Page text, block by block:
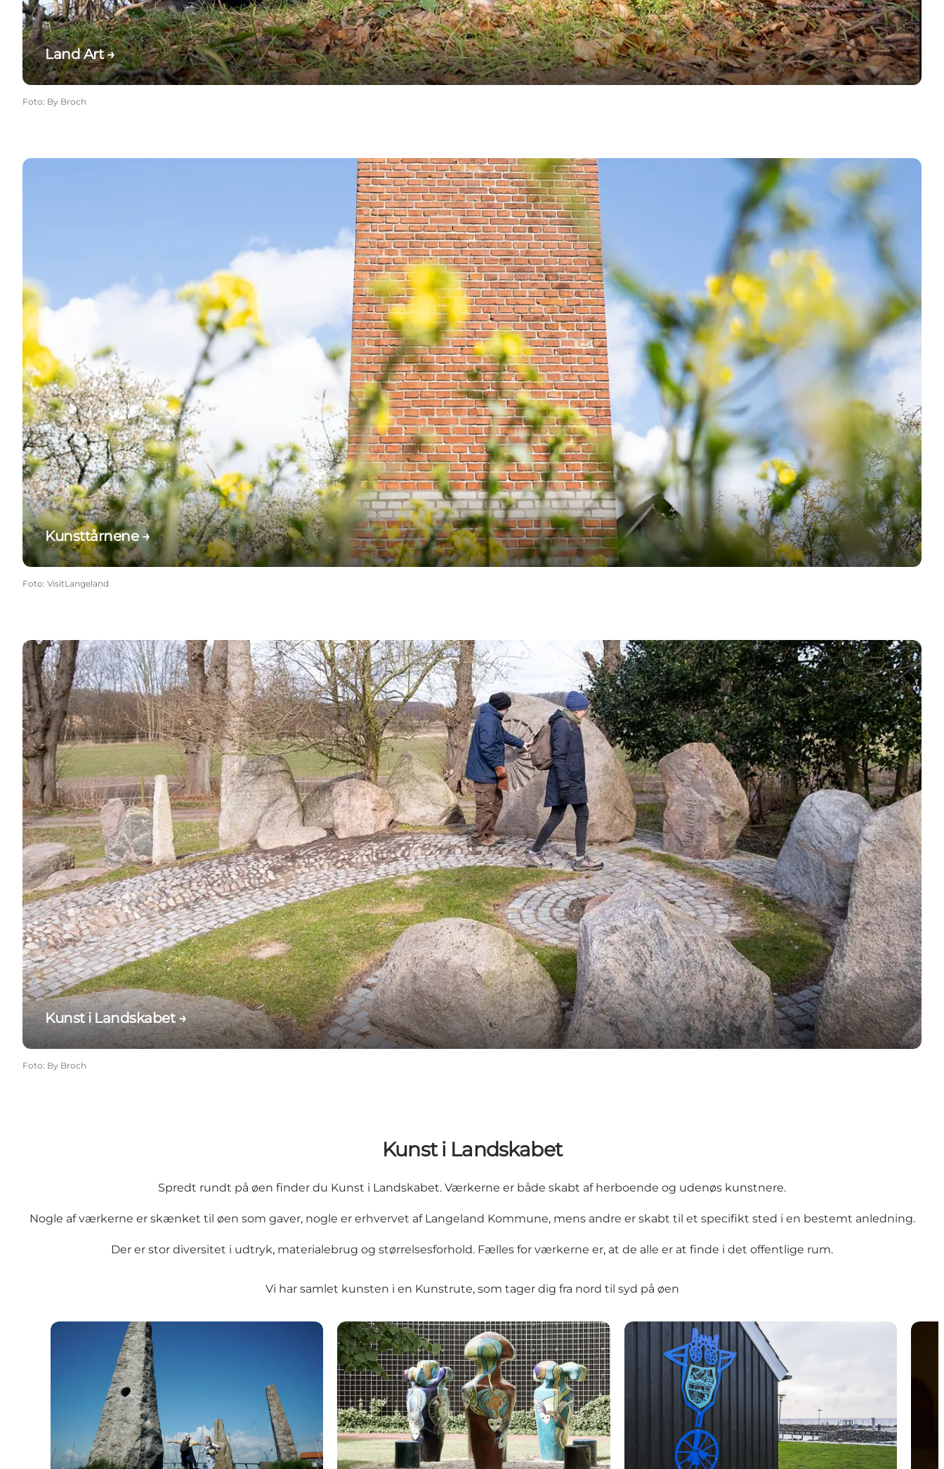
Land Art →
Foto: By Broch
Kunsttårnene →
Kunsttårnene →
Foto: VisitLangeland
Kunst i Landskabet →
Kunst i Landskabet →
Foto: By Broch
Kunst i Landskabet
Spredt rundt på øen finder du Kunst i Landskabet. Værkerne er både skabt af herboende og udenøs kunstnere.
Nogle af værkerne er skænket til øen som gaver, nogle er erhvervet af Langeland Kommune, mens andre er skabt til et specifikt sted i en bestemt anledning.
Der er stor diversitet i udtryk, materialebrug og størrelsesforhold. Fælles for værkerne er, at de alle er at finde i det offentlige rum.
Vi har samlet kunsten i en Kunstrute, som tager dig fra nord til syd på øen
De fire verdenshjørner, Alfio Bonanno Sundhedsøen, Henriette Lorentz Fugl Føniks, Per Buk